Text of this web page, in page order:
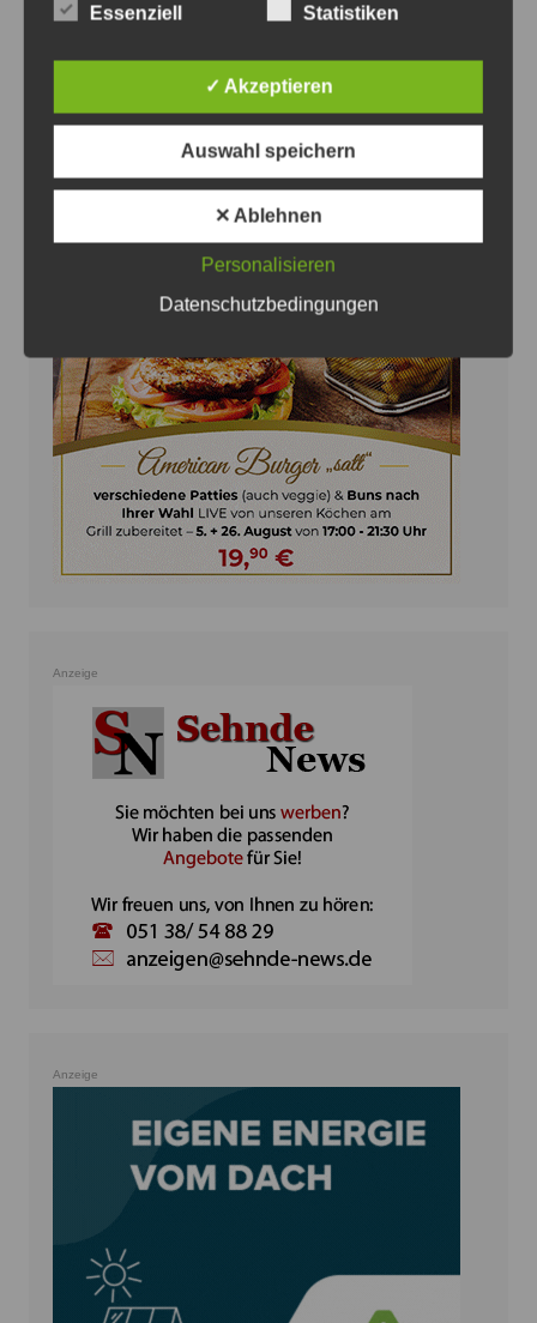
Sehnde rockt wieder: Das 1. Sehnder
Gemeinschaft und Erinnerungen
7. August 2026 0
Anzeige
Anzeige
Essenziell Statistiken
✓ Akzeptieren
Auswahl speichern
✕ Ablehnen
Personalisieren
Datenschutzbedingungen